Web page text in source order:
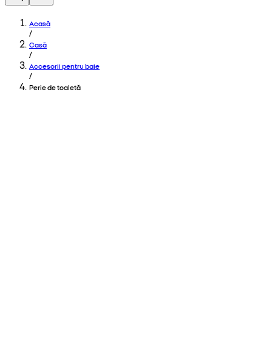
Acasă
/
Casă
/
Accesorii pentru baie
/
Perie de toaletă